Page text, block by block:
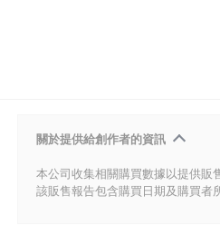
關於提供給創作者的資訊
本公司收集相關購買數據以提供販
該販售報告包含購買日期及購買者